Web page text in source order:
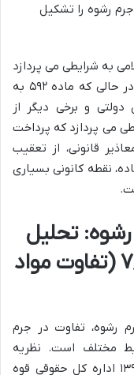
رشوه را تشکیل
مجازات اسلامی به شرایطی می پردازد
که پرداخت رشوه جرم محسوب نمی شود، در حالی که ماده ۵۹۲ به
و برخی دیگر از
می پردازد که پرداخت
قانونی، از تعقیب
نقطه کانونی بسیاری
رشوه: تحلیل
نظریه مشورتی ۷/۹۸/۳۴۲ (تفاوت مواد
رشوه، تفاوت در جرم
مختلف است. نظریه
مشورتی شماره ۷/۹۸/۳۴۲ مورخ ۱۳۹۸/۰۴/۳۱ اداره کل حقوقی قوه